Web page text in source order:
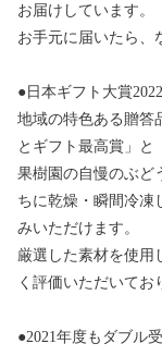
お届けしています。
お手元に届いたら、
●日本ギフト大賞
地域の特色ある贈答
とギフト最高賞」と
果樹園の自慢のぶど
ちに乾燥・瞬間冷凍
みいただけます。
厳選した素材を使用
く評価いただいてお
●2021年度もダブル